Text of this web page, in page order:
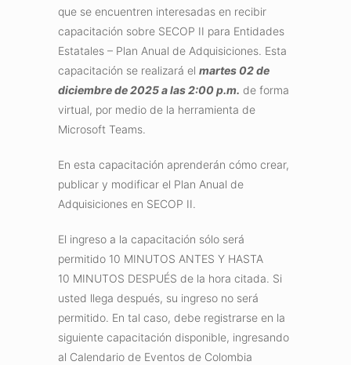
que se encuentren interesadas en recibir
capacitación sobre SECOP II para Entidades
Estatales – Plan Anual de Adquisiciones. Esta
capacitación se realizará el martes 02 de
diciembre de 2025a las 2:00 p.m. de forma
virtual, por medio de la herramienta de
Microsoft Teams.
En esta capacitación aprenderán cómo crear,
publicar y modificar el Plan Anual de
Adquisiciones en SECOP II.
El ingreso a la capacitación sólo será
permitido 10 MINUTOS ANTES Y HASTA
10 MINUTOS DESPUÉS de la hora citada. Si
usted llega después, su ingreso no será
permitido. En tal caso, debe registrarse en la
siguiente capacitación disponible, ingresando
al Calendario de Eventos de Colombia